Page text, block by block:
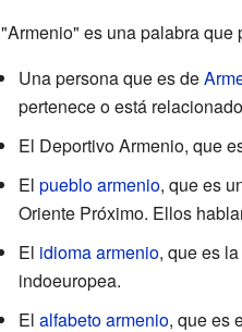
"Armenio" es una palabra
Una persona que es de
pertenece o está
El Deportivo Armenio, que
El pueblo armenio, que es
Oriente Próximo. Ellos
El idioma armenio, que es
indoeuropea.
El alfabeto armenio, que es